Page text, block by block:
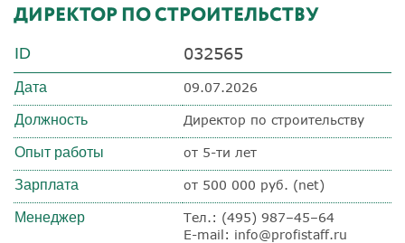
ДИРЕКТОР ПО СТРОИТЕЛЬСТВУ
ID 032565
Дата 09.07.2026
Должность Директор по строительству
Опыт работы от 5-ти лет
Зарплата от 500 000 руб. (net)
Менеджер
Тел.: (495) 987–45–64
E-mail: info@profistaff.ru